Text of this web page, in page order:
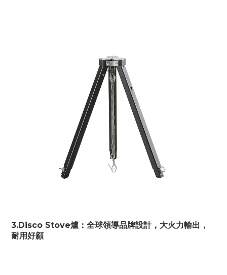
3.Disco Stove爐：全球領導品牌設計，大火力輸出，
耐用好顧